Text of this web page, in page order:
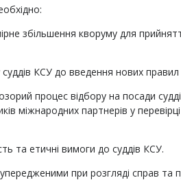
збільшення кворуму для
КСУ до введення нових правил
процес відбору на посади
міжнародних партнерів у перевірці
та етичні вимоги до суддів КСУ.
при розгляді справ та